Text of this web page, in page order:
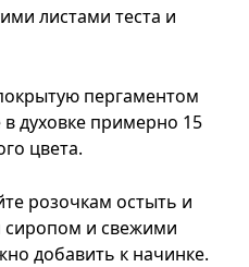
листами теста и
пергаментом
духовке примерно 15
цвета.
розочкам остыть и
сиропом и свежими
добавить к начинке.